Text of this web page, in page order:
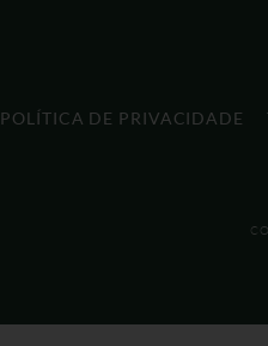
POLÍTICA DE PRIVACIDADE